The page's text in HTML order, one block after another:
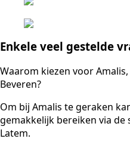
Enkele veel gestelde
Waarom kiezen voor
Beveren?
Om bij Amalis te geraken
gemakkelijk bereiken via
Latem.